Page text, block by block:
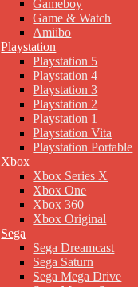
Gameboy
Game & Watch
Amiibo
Playstation
Playstation 5
Playstation 4
Playstation 3
Playstation 2
Playstation 1
Playstation Vita
Playstation Portable
Xbox
Xbox Series X
Xbox One
Xbox 360
Xbox Original
Sega
Sega Dreamcast
Sega Saturn
Sega Mega Drive